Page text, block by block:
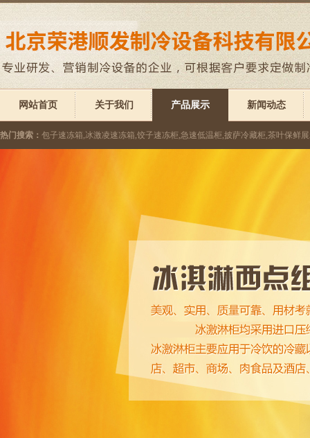
网站首页 关于我们 产品展示 新闻动态
热门搜索： 包子速冻箱,冰激凌速冻箱,饺子速冻柜,急速低温柜,披萨冷藏柜,茶叶保鲜